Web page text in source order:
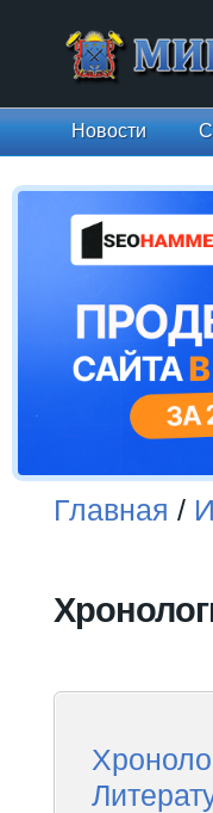
Новости
Главная /